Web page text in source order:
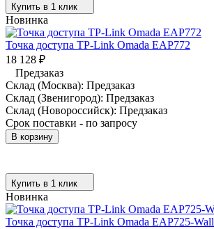
Купить в 1 клик
Новинка
Точка доступа TP-Link Omada EAP772
18 128 ₽
Предзаказ
Склад (Москва): Предзаказ
Склад (Звенигород): Предзаказ
Склад (Новороссийск): Предзаказ
Срок поставки - по запросу
В корзину
Купить в 1 клик
Новинка
Точка доступа TP-Link Omada EAP725-Wall